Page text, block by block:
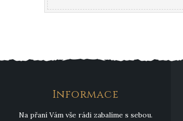
ovoce. Nutné objednat den
Informace
Na přaní Vám vše rádi zabalíme s sebou.